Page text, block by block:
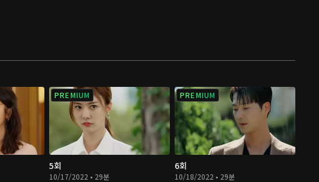
PREMIUM
5회
10/17/2022 • 29분
PREMIUM
6회
10/18/2022 • 29분